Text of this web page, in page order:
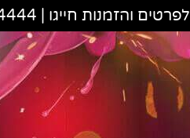
לפרטים והזמנות חייגו |